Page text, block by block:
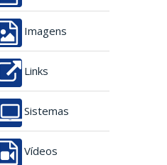
Imagens
Links
Sistemas
Vídeos